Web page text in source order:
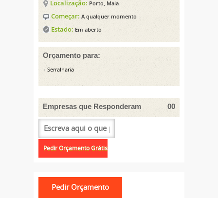
Localização: Porto, Maia
Começar: A qualquer momento
Estado: Em aberto
Orçamento para:
Serralharia
Empresas que Responderam 00